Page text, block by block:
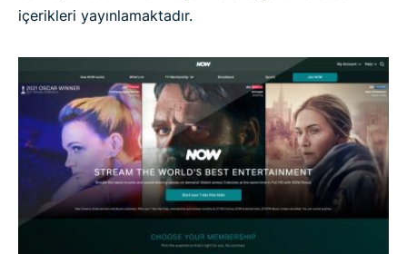
içerikleri yayınlamaktadır.